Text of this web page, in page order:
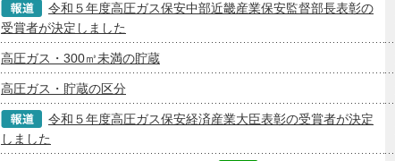
令和５年度高圧ガス保安中部近畿産業保安監督部長表彰の
受賞者が決定しました
高圧ガス・300㎥未満の貯蔵
高圧ガス・貯蔵の区分
令和５年度高圧ガス保安経済産業大臣表彰の受賞者が決定
しました